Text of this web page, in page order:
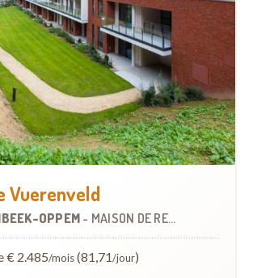
Vuerenveld
OPPEM - MAISON DE REPOS
€ 2.485/mois(81,71/jour)